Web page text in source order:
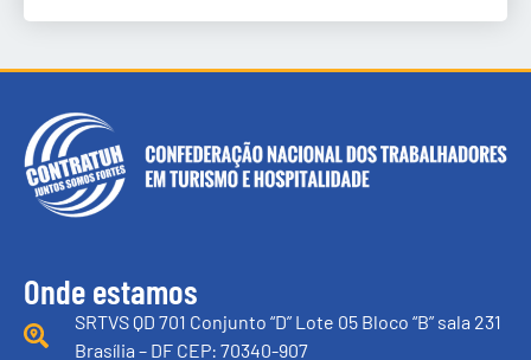
Onde estamos
SRTVS QD 701 Conjunto “D” Lote 05 Bloco “B” sala 231
Brasília – DF CEP: 70340-907